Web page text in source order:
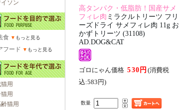
イソン
食 ▼ もっと見る
フード ▼ もっと見る
用
用
猫用
高タンパク・低脂肪！国産サメ
フィレ肉 ミラクルトリーツ フリ
ーズドライ サメフィレ肉 11g お
かずトリーツ (31108)
AD.DOG&CAT
ゴロにゃん価格 530円 (消費税
込:583円)
数量